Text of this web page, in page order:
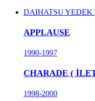
DAIHATSU YEDEK
APPLAUSE
1990-1997
CHARADE (
1998-2000